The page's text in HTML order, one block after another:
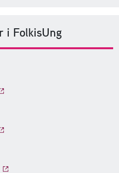
i FolkisUng